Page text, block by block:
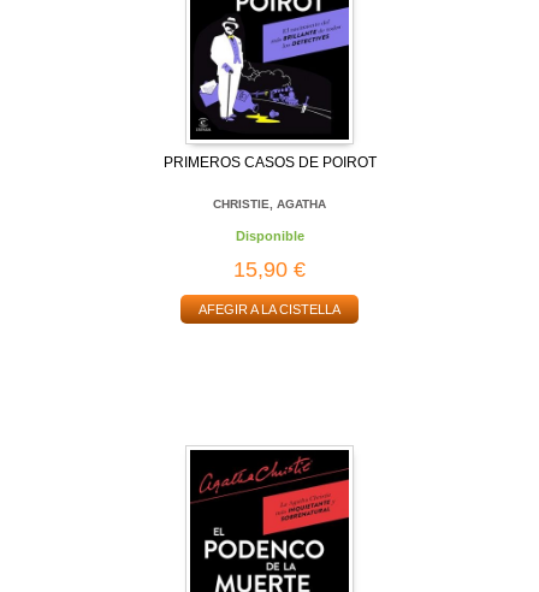
PRIMEROS CASOS DE POIROT
CHRISTIE, AGATHA
Disponible
15,90 €
AFEGIR A LA CISTELLA